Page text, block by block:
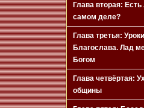
Глава вторая:
самом деле?
Глава третья:
Благослава. Лад
Богом
Глава четвёртая:
общины